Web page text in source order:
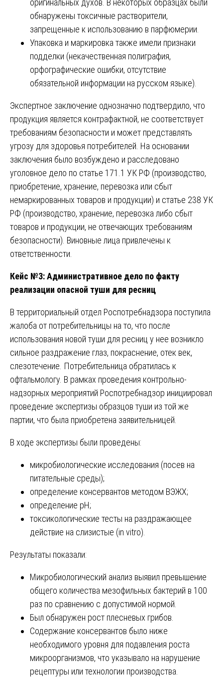
оригинальных духов. В некоторых образцах были
обнаружены токсичные растворители,
запрещенные к использованию в парфюмерии.
Упаковка и маркировка также имели признаки
подделки (некачественная полиграфия,
орфографические ошибки, отсутствие
обязательной информации на русском языке).
Экспертное заключение однозначно подтвердило, что
продукция является контрафактной, не соответствует
требованиям безопасности и может представлять
угрозу для здоровья потребителей. На основании
заключения было возбуждено и расследовано
уголовное дело по статье 171.1 УК РФ (производство,
приобретение, хранение, перевозка или сбыт
немаркированных товаров и продукции) и статье 238 УК
РФ (производство, хранение, перевозка либо сбыт
товаров и продукции, не отвечающих требованиям
безопасности). Виновные лица привлечены к
ответственности.
Кейс №3: Административное дело по факту
реализации опасной туши для ресниц
В территориальный отдел Роспотребнадзора поступила
жалоба от потребительницы на то, что после
использования новой туши для ресниц у нее возникло
сильное раздражение глаз, покраснение, отек век,
слезотечение. Потребительница обратилась к
офтальмологу. В рамках проведения контрольно-
надзорных мероприятий Роспотребнадзор инициировал
проведение экспертизы образцов туши из той же
партии, что была приобретена заявительницей.
В ходе экспертизы были проведены:
микробиологические исследования (посев на
питательные среды);
определение консервантов методом ВЭЖХ;
определение pH;
токсикологические тесты на раздражающее
действие на слизистые (in vitro).
Результаты показали:
Микробиологический анализ выявил превышение
общего количества мезофильных бактерий в 100
раз по сравнению с допустимой нормой.
Был обнаружен рост плесневых грибов.
Содержание консервантов было ниже
необходимого уровня для подавления роста
микроорганизмов, что указывало на нарушение
рецептуры или технологии производства.